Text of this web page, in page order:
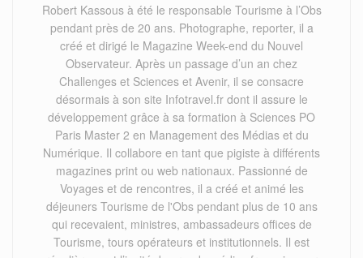
Robert Kassous à été le responsable Tourisme à l’Obs
pendant près de 20 ans. Photographe, reporter, il a
créé et dirigé le Magazine Week-end du Nouvel
Observateur. Après un passage d’un an chez
Challenges et Sciences et Avenir, il se consacre
désormais à son site Infotravel.fr dont il assure le
développement grâce à sa formation à Sciences PO
Paris Master 2 en Management des Médias et du
Numérique. Il collabore en tant que pigiste à différents
magazines print ou web nationaux. Passionné de
Voyages et de rencontres, il a créé et animé les
déjeuners Tourisme de l'Obs pendant plus de 10 ans
qui recevaient, ministres, ambassadeurs offices de
Tourisme, tours opérateurs et institutionnels. Il est